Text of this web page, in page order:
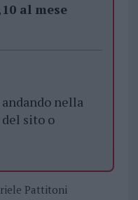
al mese
nella
sito o
Pattitoni